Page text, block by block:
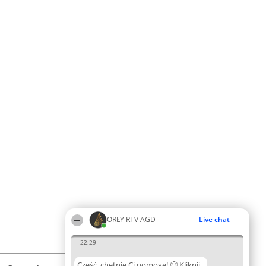
ORŁY RTV AGD Live chat
22:29